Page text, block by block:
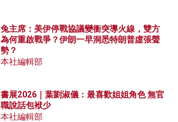
兔主席：美伊停戰協議變衝突導火線，雙方
為何重啟戰爭？伊朗一早洞悉特朗普虛張聲
勢？
本社編輯部
書展2026｜葉劉淑儀：最喜歡姐姐角色 無官
職說話包袱少
本社編輯部